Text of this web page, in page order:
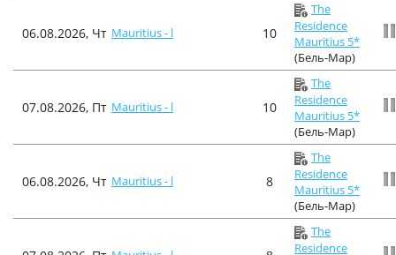
06.08.2026, Чт Mauritius - l 10
The
Residence
Mauritius 5*
(Бель-Мар)
07.08.2026, Пт Mauritius - l 10
The
Residence
Mauritius 5*
(Бель-Мар)
06.08.2026, Чт Mauritius - l 8
The
Residence
Mauritius 5*
(Бель-Мар)
The
Residence